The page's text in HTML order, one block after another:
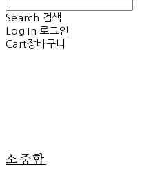
Search 검색
Log In 로그인
Cart장바구니
소중함